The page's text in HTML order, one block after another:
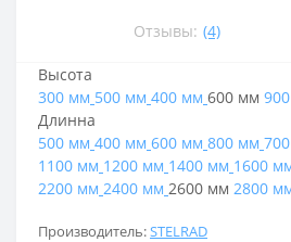
Отзывы: (4)
Производитель:STELRAD
Высота
300 мм 500 мм 400 мм 600 мм
Длинна
500 мм 400 мм 600 мм 800 мм
1100 мм 1200 мм 1400 мм 1600
2200 мм 2400 мм 2600 мм 2800